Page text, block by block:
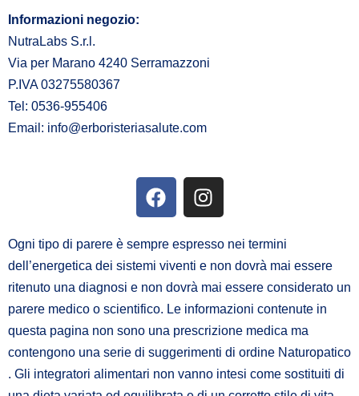
Informazioni negozio:
NutraLabs S.r.l.
Via per Marano 4240 Serramazzoni
P.IVA 03275580367
Tel: 0536-955406
Email: info@erboristeriasalute.com
F
a
e
b
o
o
k
I
n
t
a
g
r
a
m
Ogni tipo di parere è sempre espresso nei termini
dell’energetica dei sistemi viventi e non dovrà mai essere
ritenuto una diagnosi e non dovrà mai essere considerato un
parere medico o scientifico. Le informazioni contenute in
questa pagina non sono una prescrizione medica ma
contengono una serie di suggerimenti di ordine Naturopatico
. Gli integratori alimentari non vanno intesi come sostituiti di